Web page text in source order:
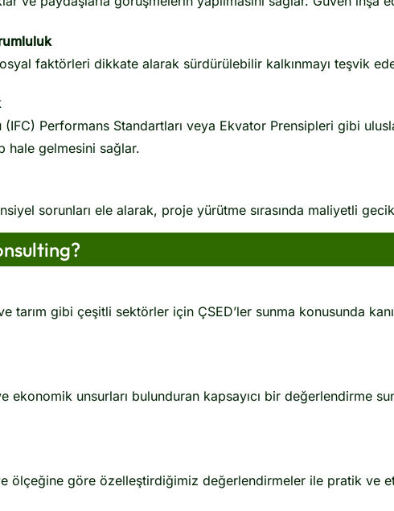
faktörleri dikkate alarak sürdürülebilir kalkınmayı teşvik
(IFC) Performans Standartları veya Ekvator Prensipleri gibi
hale gelmesini sağlar.
sorunları ele alarak, proje yürütme sırasında maliyetli
tarım gibi çeşitli sektörler için ÇSED’ler sunma konusunda
ekonomik unsurları bulunduran kapsayıcı bir değerlendirme
ölçeğine göre özelleştirdiğimiz değerlendirmeler ile pratik ve